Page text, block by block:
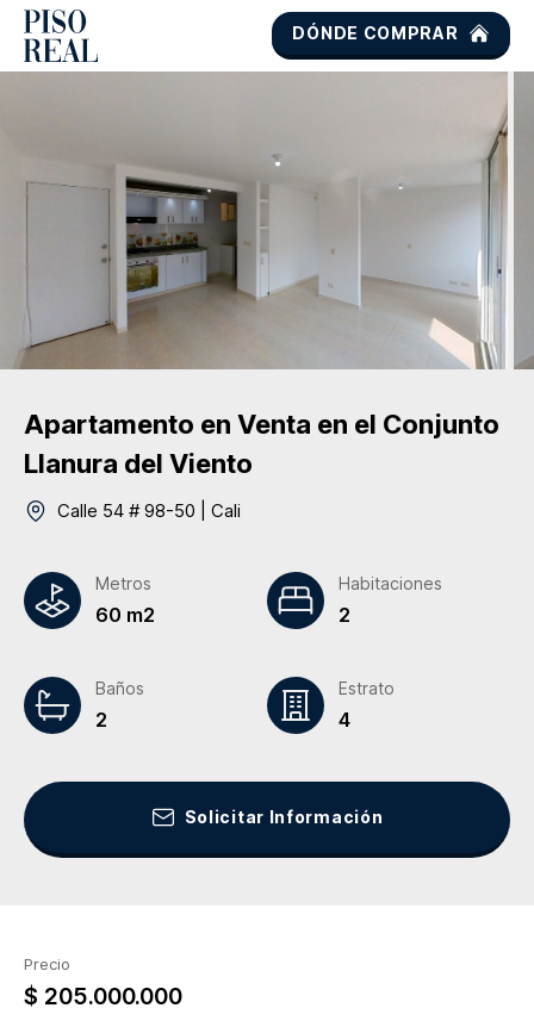
DÓNDE COMPRAR
Apartamento en Venta en el Conjunto
Llanura del Viento
Calle 54 # 98-50 Cali
Metros
60 m2
Habitaciones
2
Baños
2
Estrato
4
Solicitar Información
Precio
$ 205.000.000